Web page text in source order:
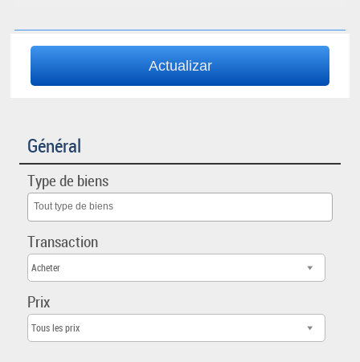
Général
Type de biens
Tout type de biens
Transaction
Acheter
Prix
Tous les prix